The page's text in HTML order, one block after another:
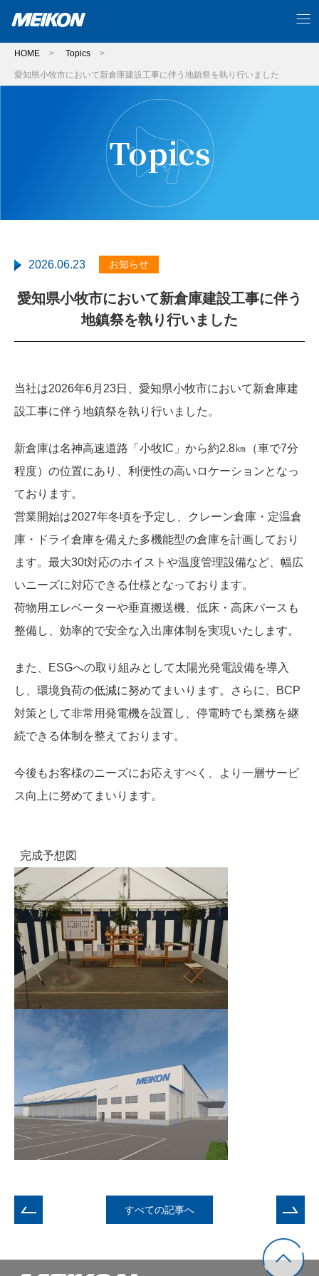
HOME > Topics >
愛知県小牧市において新倉庫建設工事に伴う地鎮祭を執り行いました
Topics
2026.06.23 お知らせ
愛知県小牧市において新倉庫建設工事に伴う
地鎮祭を執り行いました
当社は2026年6月23日、愛知県小牧市において新倉庫建
設工事に伴う地鎮祭を執り行いました。
新倉庫は名神高速道路「小牧IC」から約2.8㎞（車で7分
程度）の位置にあり、利便性の高いロケーションとなっ
ております。
営業開始は2027年冬頃を予定し、クレーン倉庫・定温倉
庫・ドライ倉庫を備えた多機能型の倉庫を計画しており
ます。最大30t対応のホイストや温度管理設備など、幅広
いニーズに対応できる仕様となっております。
荷物用エレベーターや垂直搬送機、低床・高床バースも
整備し、効率的で安全な入出庫体制を実現いたします。
また、ESGへの取り組みとして太陽光発電設備を導入
し、環境負荷の低減に努めてまいります。さらに、BCP
対策として非常用発電機を設置し、停電時でも業務を継
続できる体制を整えております。
今後もお客様のニーズにお応えすべく、より一層サービ
ス向上に努めてまいります。
完成予想図
すべての記事へ